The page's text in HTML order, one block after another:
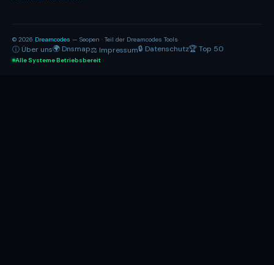
© 2026 Dreamcodes — Seopen · Teil der Dreamcodes Tools
ⓘ Über uns🌍 Dnsmap⚖ Impressum🔒 Datenschutz🏆 Top 50
Alle Systeme Betriebsbereit